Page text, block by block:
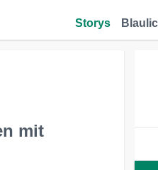
Storys
mit